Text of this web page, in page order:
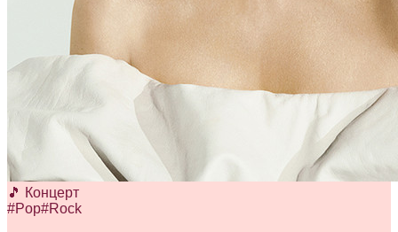
🎵 Концерт
#Pop#Rock